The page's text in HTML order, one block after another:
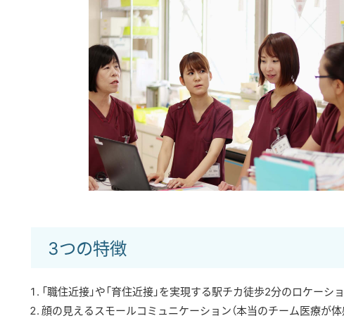
3つの特徴
「職住近接」や「育住近接」を実現する駅チカ徒歩2分のロケーショ
顔の見えるスモールコミュニケーション（本当のチーム医療が体